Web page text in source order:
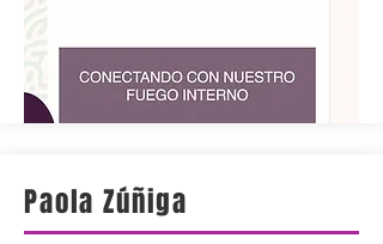
Paola Zúñiga